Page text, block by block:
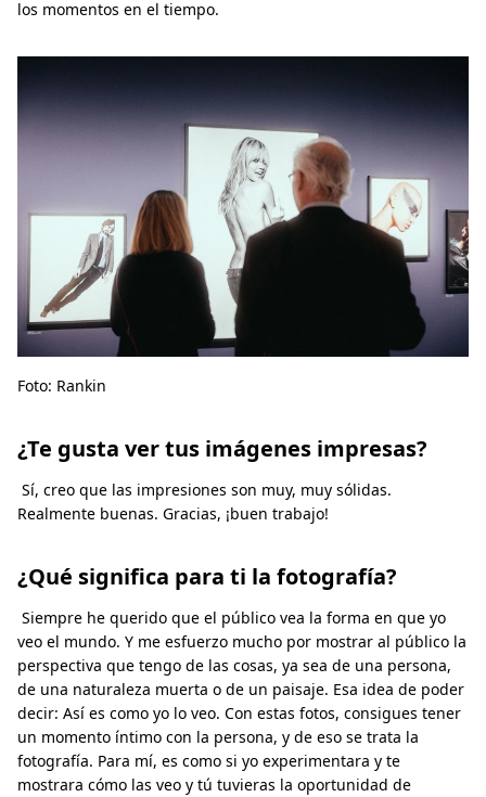
los momentos en el tiempo.
Foto: Rankin
¿Te gusta ver tus imágenes impresas?
Sí, creo que las impresiones son muy, muy sólidas.
Realmente buenas. Gracias, ¡buen trabajo!
¿Qué significa para ti la fotografía?
Siempre he querido que el público vea la forma en que yo
veo el mundo. Y me esfuerzo mucho por mostrar al público la
perspectiva que tengo de las cosas, ya sea de una persona,
de una naturaleza muerta o de un paisaje. Esa idea de poder
decir: Así es como yo lo veo. Con estas fotos, consigues tener
un momento íntimo con la persona, y de eso se trata la
fotografía. Para mí, es como si yo experimentara y te
mostrara cómo las veo y tú tuvieras la oportunidad de